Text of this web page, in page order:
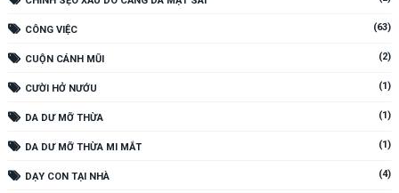
CÔNG VIỆC (63)
CUỘN CÁNH MŨI (2)
CƯỜI HỞ NƯỚU (1)
DA DƯ MỠ THỪA (1)
DA DƯ MỠ THỪA MI MẮT (1)
DẠY CON TẠI NHÀ (4)